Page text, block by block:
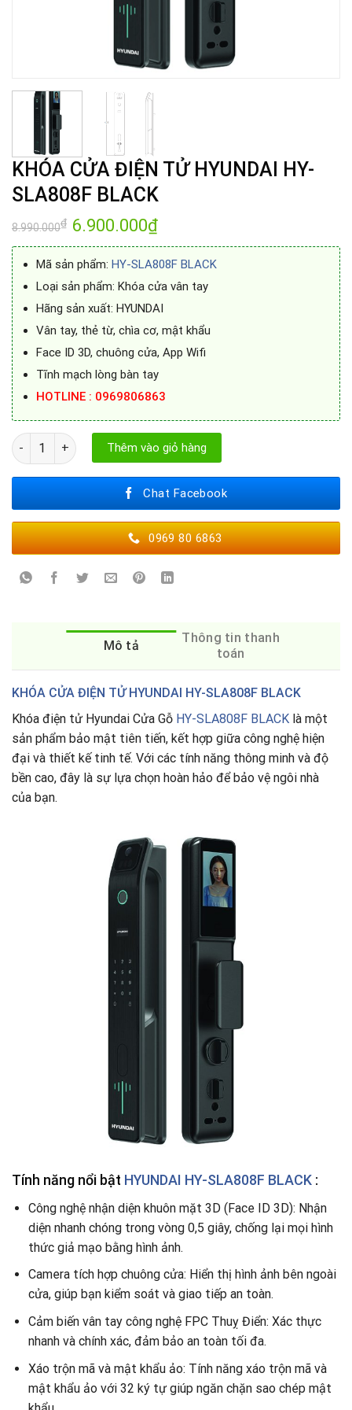
KHÓA CỬA ĐIỆN TỬ HYUNDAI HY-
SLA808F BLACK
8.990.000₫ Giá
gốc
là:
8.990.000₫.
6.900.000₫Giá
tại
6.900.000₫.
Mã sản phẩm: HY-SLA808F BLACK
Loại sản phẩm: Khóa cửa vân tay
Hãng sản xuất: HYUNDAI
Vân tay, thẻ từ, chìa cơ, mật khẩu
Face ID 3D, chuông cửa, App Wifi
Tĩnh mạch lòng bàn tay
HOTLINE : 0969806863
KHÓA CỬA ĐIỆN TỬ HYUNDAI HY-SLA808F BLACK số lượng
Thêm vào giỏ hàng
Chat Facebook
0969 80 6863
Mô tả
Thông tin thanh
toán
KHÓA CỬA ĐIỆN TỬ HYUNDAI HY-SLA808F BLACK
Khóa điện tử Hyundai Cửa Gỗ HY-SLA808F BLACK là một
sản phẩm bảo mật tiên tiến, kết hợp giữa công nghệ hiện
đại và thiết kế tinh tế. Với các tính năng thông minh và độ
bền cao, đây là sự lựa chọn hoàn hảo để bảo vệ ngôi nhà
của bạn.
Tính năng nổi bật HYUNDAI HY-SLA808F BLACK :
Công nghệ nhận diện khuôn mặt 3D (Face ID 3D): Nhận
diện nhanh chóng trong vòng 0,5 giây, chống lại mọi hình
thức giả mạo bằng hình ảnh.
Camera tích hợp chuông cửa: Hiển thị hình ảnh bên ngoài
cửa, giúp bạn kiểm soát và giao tiếp an toàn.
Cảm biến vân tay công nghệ FPC Thuỵ Điển: Xác thực
nhanh và chính xác, đảm bảo an toàn tối đa.
Xáo trộn mã và mật khẩu ảo: Tính năng xáo trộn mã và
mật khẩu ảo với 32 ký tự giúp ngăn chặn sao chép mật